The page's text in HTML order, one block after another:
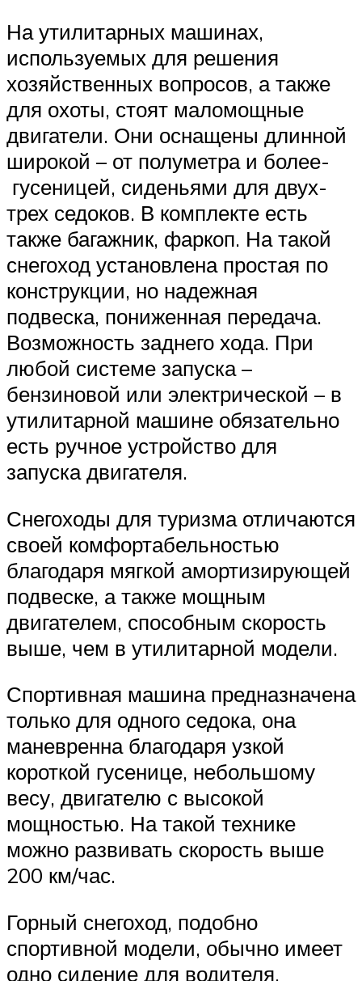
На утилитарных машинах,
используемых для решения
хозяйственных вопросов, а также
для охоты, стоят маломощные
двигатели. Они оснащены длинной
широкой – от полуметра и более-
гусеницей, сиденьями для двух-
трех седоков. В комплекте есть
также багажник, фаркоп. На такой
снегоход установлена простая по
конструкции, но надежная
подвеска, пониженная передача.
Возможность заднего хода. При
любой системе запуска –
бензиновой или электрической – в
утилитарной машине обязательно
есть ручное устройство для
запуска двигателя.
Снегоходы для туризма отличаются
своей комфортабельностью
благодаря мягкой амортизирующей
подвеске, а также мощным
двигателем, способным скорость
выше, чем в утилитарной модели.
Спортивная машина предназначена
только для одного седока, она
маневренна благодаря узкой
короткой гусенице, небольшому
весу, двигателю с высокой
мощностью. На такой технике
можно развивать скорость выше
200 км/час.
Горный снегоход, подобно
спортивной модели, обычно имеет
одно сидение для водителя,